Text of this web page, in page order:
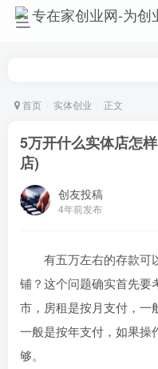
首页 实体创业 正文
5万开什么实体店怎
店)
创友投稿
4年前发布
有五万左右的存款可
铺？这个问题确实首先要
市，房租是按月支付，一
一般是按年支付，如果操
够。